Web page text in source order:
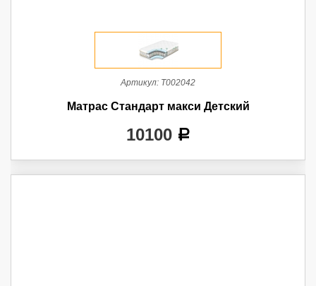
Артикул: Т002042
Матрас Стандарт макси Детский
10100 a